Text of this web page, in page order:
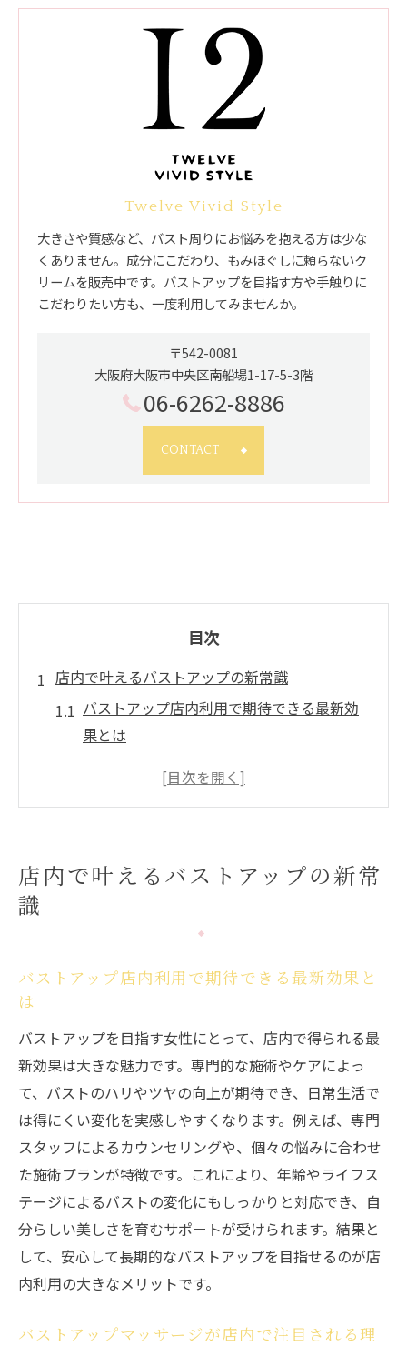
Twelve Vivid Style
大きさや質感など、バスト周りにお悩みを抱える方は少な
くありません。成分にこだわり、もみほぐしに頼らないク
リームを販売中です。バストアップを目指す方や手触りに
こだわりたい方も、一度利用してみませんか。
〒542-0081
大阪府大阪市中央区南船場1-17-5-3階
06-6262-8886
CONTACT
目次
店内で叶えるバストアップの新常識
バストアップ店内利用で期待できる最新効
果とは
バストアップマッサージが店内で注目され
バストアップ効果を高める店内ケアの流れ
人気バストアップ店内活用術を徹底解説
バストアップを目指すなら店内ケアが鍵
法
バストアップにおすすめの店内マッサージ
体験
店内バストアップケアのメリットと注意点
バストアップサロンで年齢に合ったケアを
選ぶ
店内バストアップの成功事例と体験談紹介
ホットペッパービューティーで探すバスト
アップ店内活用
バストアップサロンの施術内容と店内活用
店内で叶えるバストアップの新常
識
バストアップ店内利用で期待できる最新効果と
は
バストアップを目指す女性にとって、店内で得られる最
新効果は大きな魅力です。専門的な施術やケアによっ
て、バストのハリやツヤの向上が期待でき、日常生活で
は得にくい変化を実感しやすくなります。例えば、専門
スタッフによるカウンセリングや、個々の悩みに合わせ
た施術プランが特徴です。これにより、年齢やライフス
テージによるバストの変化にもしっかりと対応でき、自
分らしい美しさを育むサポートが受けられます。結果と
して、安心して長期的なバストアップを目指せるのが店
内利用の大きなメリットです。
バストアップマッサージが店内で注目される理